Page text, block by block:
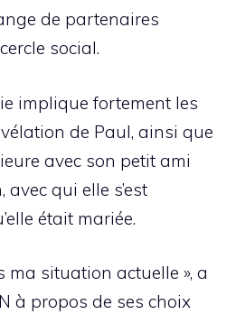
de partenaires
social.
implique fortement les
de Paul, ainsi que
avec son petit ami
qui elle s’est
était mariée.
ma situation actuelle », a
à propos de ses choix